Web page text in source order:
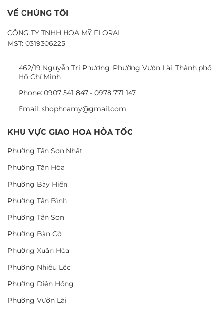
VỀ CHÚNG TÔI
CÔNG TY TNHH HOA MỸ FLORAL
MST: 0319306225
462/19 Nguyễn Tri Phương, Phường Vườn Lài, Thành phố
Hồ Chí Minh
Phone: 0907 541 847 - 0978 771 147
Email: shophoamy@gmail.com
KHU VỰC GIAO HOA HỎA TỐC
Phường Tân Sơn Nhất
Phường Tân Hòa
Phường Bảy Hiền
Phường Tân Bình
Phường Tân Sơn
Phường Bàn Cờ
Phường Xuân Hòa
Phường Nhiêu Lộc
Phường Diên Hồng
Phường Vườn Lài